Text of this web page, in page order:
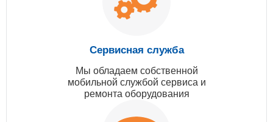
Сервисная служба
Мы обладаем собственной
мобильной службой сервиса и
ремонта оборудования